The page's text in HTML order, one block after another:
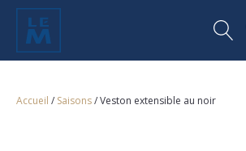
Accueil / Saisons/ Veston extensible au noir